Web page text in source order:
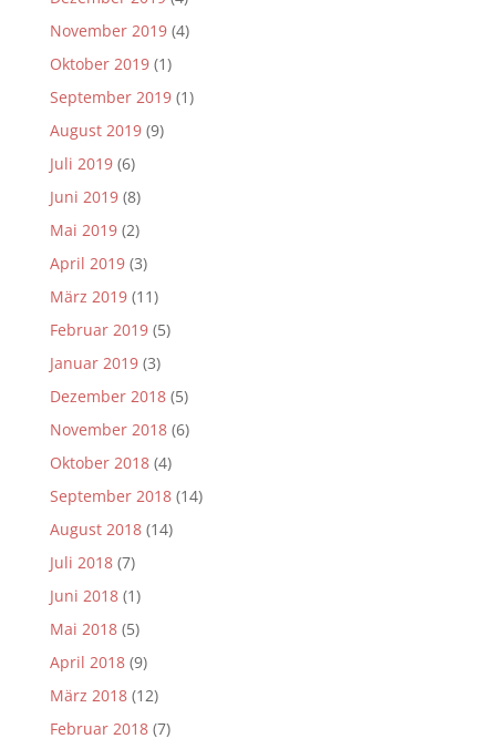
November 2019(4)
Oktober 2019(1)
September 2019(1)
August 2019(9)
Juli 2019(6)
Juni 2019(8)
Mai 2019(2)
April 2019(3)
März 2019(11)
Februar 2019(5)
Januar 2019(3)
Dezember 2018(5)
November 2018(6)
Oktober 2018(4)
September 2018(14)
August 2018(14)
Juli 2018(7)
Juni 2018(1)
Mai 2018(5)
April 2018(9)
März 2018(12)
Februar 2018(7)